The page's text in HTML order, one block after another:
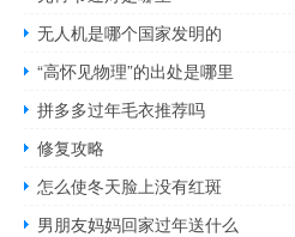
无人机是哪个国家发明的
“高怀见物理”的出处是哪里
拼多多过年毛衣推荐吗
修复攻略
怎么使冬天脸上没有红斑
男朋友妈妈回家过年送什么